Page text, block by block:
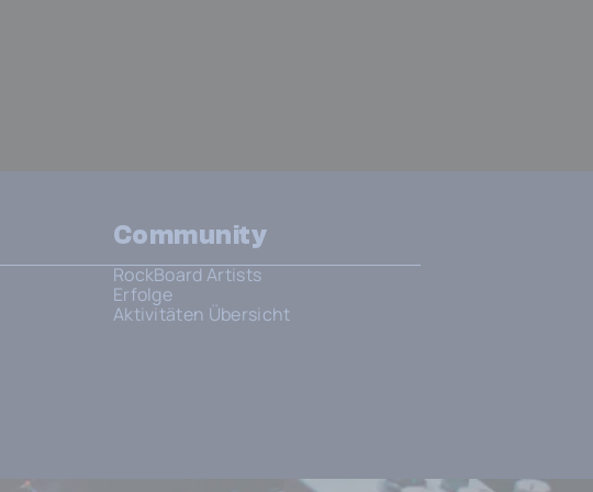
Community
RockBoard Artists
Erfolge
Aktivitäten Übersicht